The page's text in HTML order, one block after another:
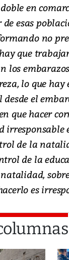
en
esas
no
que
los
lo que
el
que hacer
irresponsable
de la
de la
es